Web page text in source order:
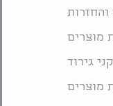
מוצרים
גירוד
מוצרים